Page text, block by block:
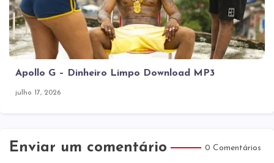
Apollo G – Dinheiro Limpo Download MP3
julho 17, 2026
Enviar um comentário 0 Comentários